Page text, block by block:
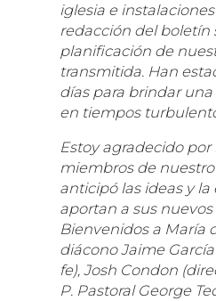
iglesia e
redacción del boletín
planificación de
transmitida. Han
días para brindar
en tiempos
Estoy agradecido por
miembros de
anticipó las ideas y
aportan a sus nuevos
Bienvenidos a María
diácono Jaime
fe), Josh Condon
P. Pastoral George